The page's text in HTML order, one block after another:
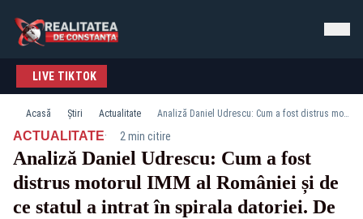
LIVE TIKTOK
Acasă Știri Actualitate Analiză Daniel Udrescu: Cum a fost distrus motorul IMM al României și de ce statul a intrat în spirala datoriei. De la 1.000.000 € la 100.000 €
ACTUALITATE· 2 min citire
Analiză Daniel Udrescu: Cum a fost
distrus motorul IMM al României și de
ce statul a intrat în spirala datoriei. De